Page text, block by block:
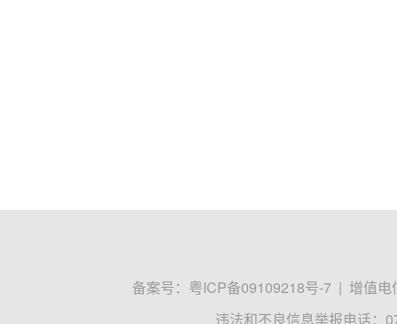
备案号： 粤ICP备09109218号-7 | 增值电
违法和不良信息举报电话：